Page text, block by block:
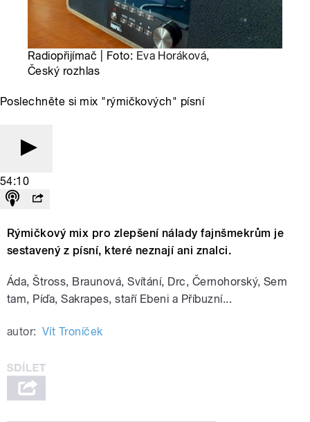
Radiopřijímač | Foto: Eva Horáková,
Český rozhlas
Poslechněte si mix "rýmičkových" písní
54:10
Rýmičkový mix pro zlepšení nálady fajnšmekrům je
sestavený z písní, které neznají ani znalci.
Áda, Štross, Braunová, Svítání, Drc, Černohorský, Sem
tam, Píďa, Sakrapes, staří Ebeni a Příbuzní...
autor: Vít Troníček